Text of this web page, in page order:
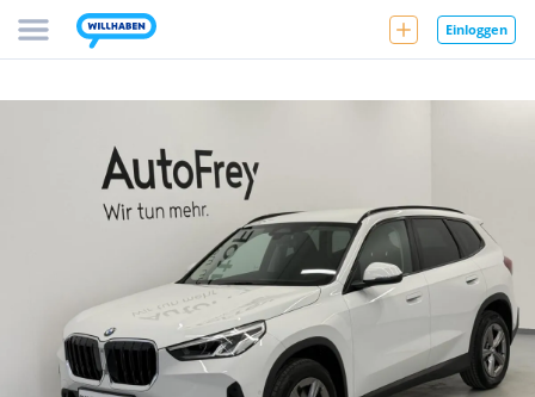
Einloggen